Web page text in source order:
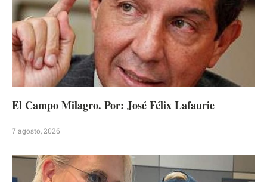
El Campo Milagro. Por: José Félix Lafaurie
7 agosto, 2026